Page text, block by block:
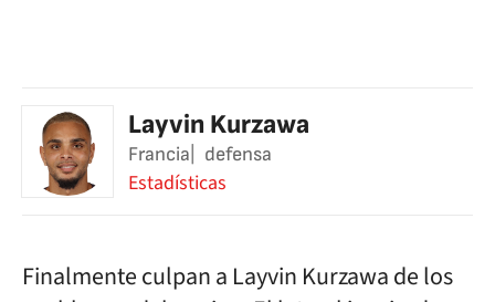
Layvin Kurzawa
Francia defensa
Estadísticas
Finalmente culpan a Layvin Kurzawa de los